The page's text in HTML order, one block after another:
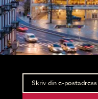
Nyhetsbrev
Ta del av